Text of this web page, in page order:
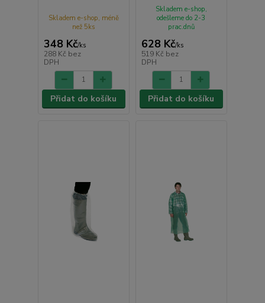
348 Kč/ks
288 Kč bez
DPH
Skladem e-shop, méně
než 5ks
Přidat do košíku
628 Kč/ks
519 Kč bez
DPH
Skladem e-shop,
odešleme do 2-3
prac.dnů
Přidat do košíku